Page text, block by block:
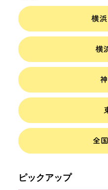
ピックアップ